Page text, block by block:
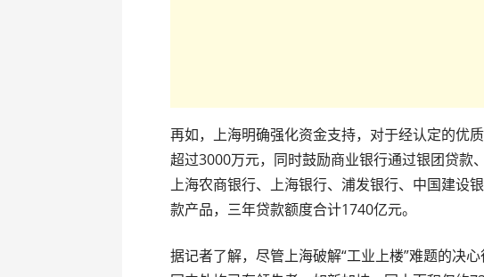
再如，上海明确强化资金支持，对于经认定的优
超过3000万元，同时鼓励商业银行通过银团贷款
上海农商银行、上海银行、浦发银行、中国建设
款产品，三年贷款额度合计1740亿元。
据记者了解，尽管上海破解“工业上楼”难题的决